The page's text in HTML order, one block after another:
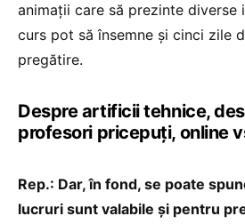
animații care să prezinte diverse
curs pot să însemne și cinci zile
pregătire.
Despre artificii tehnice,
profesori pricepuți, online
Rep.: Dar, în fond, se poate
lucruri sunt valabile și pentru